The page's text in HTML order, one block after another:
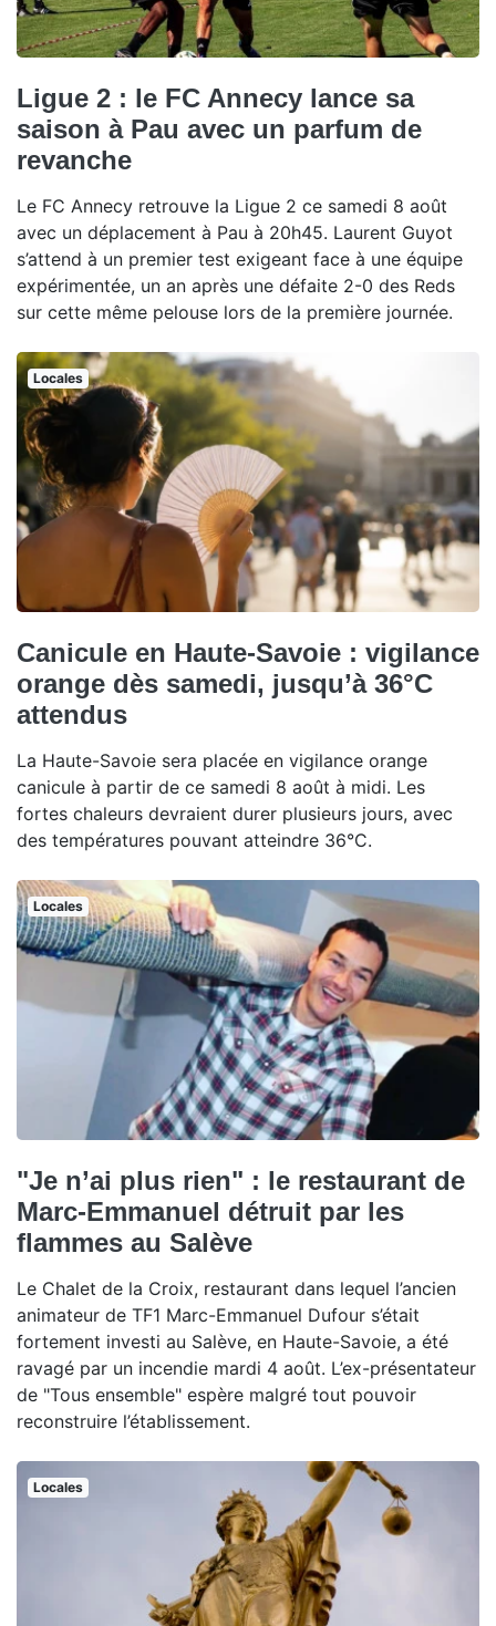
Ligue 2 : le FC Annecy lance sa
saison à Pau avec un parfum de
revanche
Le FC Annecy retrouve la Ligue 2 ce samedi 8 août
avec un déplacement à Pau à 20h45. Laurent Guyot
s’attend à un premier test exigeant face à une équipe
expérimentée, un an après une défaite 2-0 des Reds
sur cette même pelouse lors de la première journée.
Locales
Canicule en Haute-Savoie : vigilance
orange dès samedi, jusqu’à 36°C
attendus
La Haute-Savoie sera placée en vigilance orange
canicule à partir de ce samedi 8 août à midi. Les
fortes chaleurs devraient durer plusieurs jours, avec
des températures pouvant atteindre 36°C.
Locales
"Je n’ai plus rien" : le restaurant de
Marc-Emmanuel détruit par les
flammes au Salève
Le Chalet de la Croix, restaurant dans lequel l’ancien
animateur de TF1 Marc-Emmanuel Dufour s’était
fortement investi au Salève, en Haute-Savoie, a été
ravagé par un incendie mardi 4 août. L’ex-présentateur
de "Tous ensemble" espère malgré tout pouvoir
reconstruire l’établissement.
Locales